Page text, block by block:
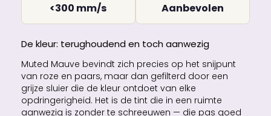
<300 mm/s Aanbevolen
De kleur: terughoudend en toch aanwezig
Muted Mauve bevindt zich precies op het snijpunt
van roze en paars, maar dan gefilterd door een
grijze sluier die de kleur ontdoet van elke
opdringerigheid. Het is de tint die in een ruimte
aanwezig is zonder te schreeuwen — die pas goed